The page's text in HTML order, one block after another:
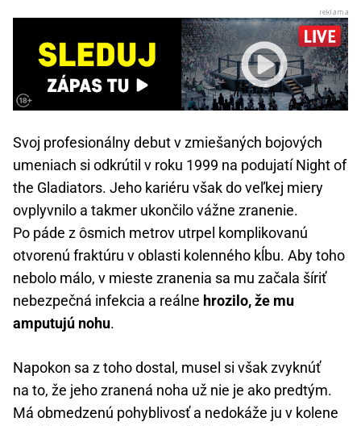
Svoj profesionálny debut v zmiešaných bojových
umeniach si odkrútil v roku 1999 na podujatí Night of
the Gladiators. Jeho kariéru však do veľkej miery
ovplyvnilo a takmer ukončilo vážne zranenie.
Po páde z ôsmich metrov utrpel komplikovanú
otvorenú fraktúru v oblasti kolenného kĺbu. Aby toho
nebolo málo, v mieste zranenia sa mu začala šíriť
nebezpečná infekcia a reálne hrozilo, že mu
amputujú nohu.
Napokon sa z toho dostal, musel si však zvyknúť
na to, že jeho zranená noha už nie je ako predtým.
Má obmedzenú pohyblivosť a nedokáže ju v kolene